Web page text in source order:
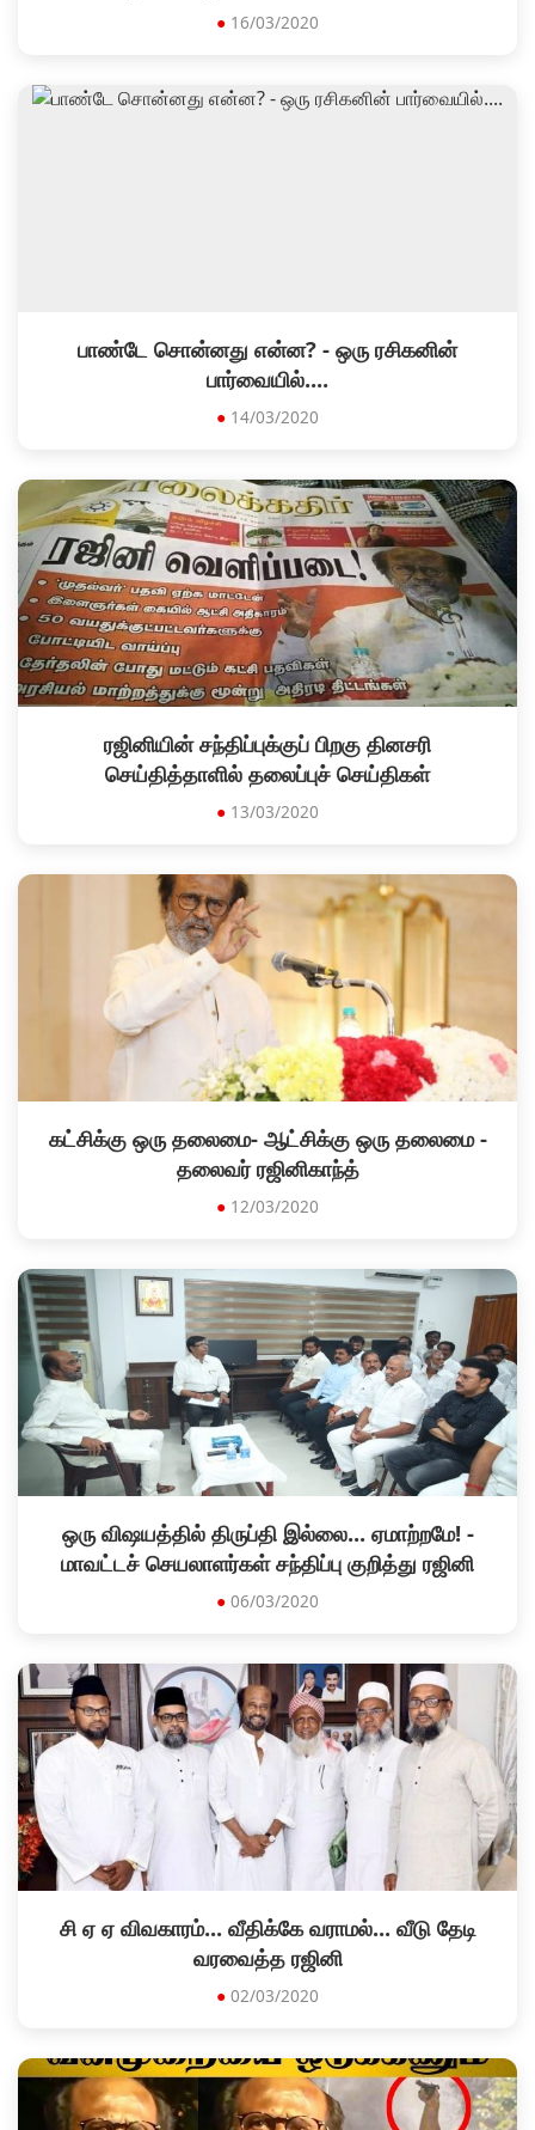
● 16/03/2020
பாண்டே சொன்னது என்ன? - ஒரு ரசிகனின்
பார்வையில்....
● 14/03/2020
ரஜினியின் சந்திப்புக்குப் பிறகு தினசரி
செய்தித்தாளில் தலைப்புச் செய்திகள்
● 13/03/2020
கட்சிக்கு ஒரு தலைமை- ஆட்சிக்கு ஒரு தலைமை -
தலைவர் ரஜினிகாந்த்
● 12/03/2020
ஒரு விஷயத்தில் திருப்தி இல்லை... ஏமாற்றமே! -
மாவட்டச் செயலாளர்கள் சந்திப்பு குறித்து ரஜினி
● 06/03/2020
சி ஏ ஏ விவகாரம்... வீதிக்கே வராமல்... வீடு தேடி
வரவைத்த ரஜினி
● 02/03/2020